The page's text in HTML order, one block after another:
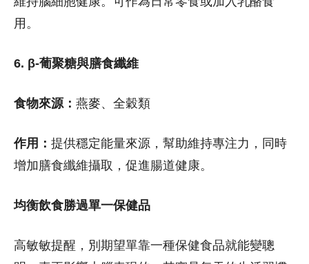
用。
6. β-葡聚糖與膳食纖維
食物來源： 燕麥、全穀類
作用： 提供穩定能量來源，幫助維持專注力，同時
增加膳食纖維攝取，促進腸道健康。
均衡飲食勝過單一保健品
高敏敏提醒，別期望單靠一種保健食品就能變聰